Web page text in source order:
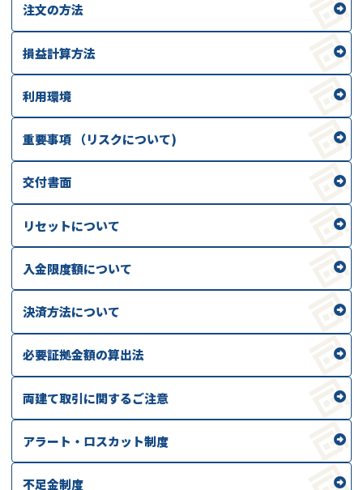
注文の方法
損益計算方法
利用環境
重要事項 （リスクについて)
交付書面
リセットについて
入金限度額について
決済方法について
必要証拠金額の算出法
両建て取引に関するご注意
アラート・ロスカット制度
不足金制度